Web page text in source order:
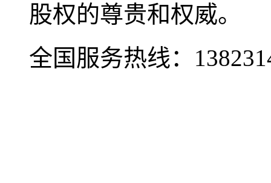
股权的尊贵和权威。
全国服务热线：